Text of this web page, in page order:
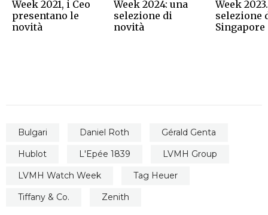
Week 2021, i Ceo
presentano le
novità
Week 2024: una
selezione di
novità
Week
selezione
Singapore
Bulgari Daniel Roth
Gérald Genta
Hublot
L'Epée 1839
LVMH Group
LVMH Watch Week
Tag Heuer
Tiffany & Co.
Zenith